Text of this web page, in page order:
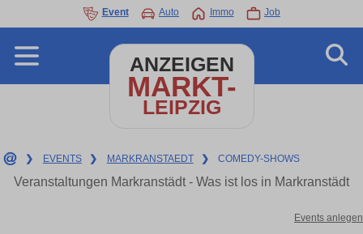
Event Auto Immo Job
ANZEIGEN
MARKT-
LEIPZIG
❯ EVENTS ❯ MARKRANSTAEDT ❯ COMEDY-SHOWS
Veranstaltungen Markranstädt - Was ist los in Markranstädt
Events anlegen